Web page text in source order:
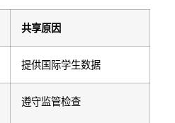
共享原因
提供国际学生数据
遵守监管检查